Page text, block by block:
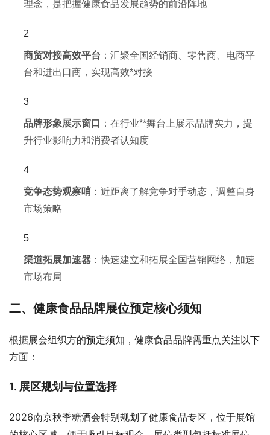
理念，是把握健康食品发展趋势的前沿阵地
商贸对接高效平台 ：汇聚全国经销商、零售商、电商平
台和进出口商，实现高效*对接
品牌形象展示窗口
：在行业**舞台上展示品牌实力，提
升行业影响力和消费者认知度
竞争态势观察哨 ：近距离了解竞争对手动态，调整自身
市场策略
渠道拓展加速器 ：快速建立和拓展全国营销网络，加速
市场布局
二、健康食品品牌展位预定核心须知
根据展会组织方的预定须知，健康食品品牌需重点关注以下
方面：
1. 展区规划与位置选择
2026南京秋季糖酒会特别规划了健康食品专区，位于展馆